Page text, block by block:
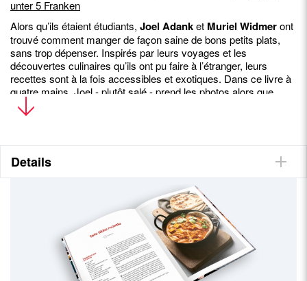
unter 5 Franken
Alors qu’ils étaient étudiants, Joel Adanket Muriel Widmeront
trouvé comment manger de façon saine de bons petits plats,
sans trop dépenser. Inspirés par leurs voyages et les
découvertes culinaires qu’ils ont pu faire à l’étranger, leurs
recettes sont à la fois accessibles et exotiques. Dans ce livre à
quatre mains, Joel - plutôt salé - prend les photos alors que
Muriel - plutôt sucré - écrit les recettes. Ils vivent à Zurich, en
Suisse.
Quelques unes des recettes
Aubergines au tahini, Falafels au four, Dahl aux pois cassés,
Pain aux noix, Lasagnes de courgettes, Quinoa aux légumes
d'automne, Pide aux épinards, Chili sin carne, Risotto à la
betterave rouge, Smeurebreud danois, Tajine aux abricots,
Polenta aux champignons à la sauce rôtie, Tresse briochée
suisse, Nice cream à la banane, Granola, « Panna Cotta » à la
noix de coco, Brownie Overnight Oats, Mousse au chocolat et
bien plus encore !
Details